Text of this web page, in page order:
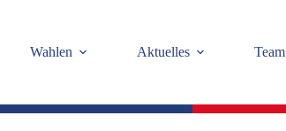
Wahlen Aktuelles Team